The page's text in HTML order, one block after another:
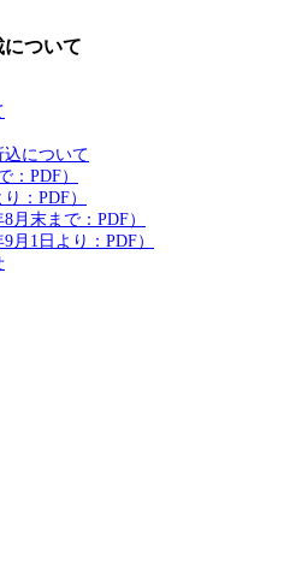
ついて
について
：PDF）
：PDF）
月末まで：PDF）
月1日より：PDF）